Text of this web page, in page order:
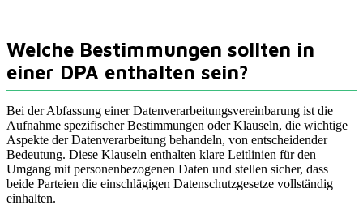
Welche Bestimmungen sollten in
einer DPA enthalten sein?
Bei der Abfassung einer Datenverarbeitungsvereinbarung ist die
Aufnahme spezifischer Bestimmungen oder Klauseln, die wichtige
Aspekte der Datenverarbeitung behandeln, von entscheidender
Bedeutung. Diese Klauseln enthalten klare Leitlinien für den
Umgang mit personenbezogenen Daten und stellen sicher, dass
beide Parteien die einschlägigen Datenschutzgesetze vollständig
einhalten.